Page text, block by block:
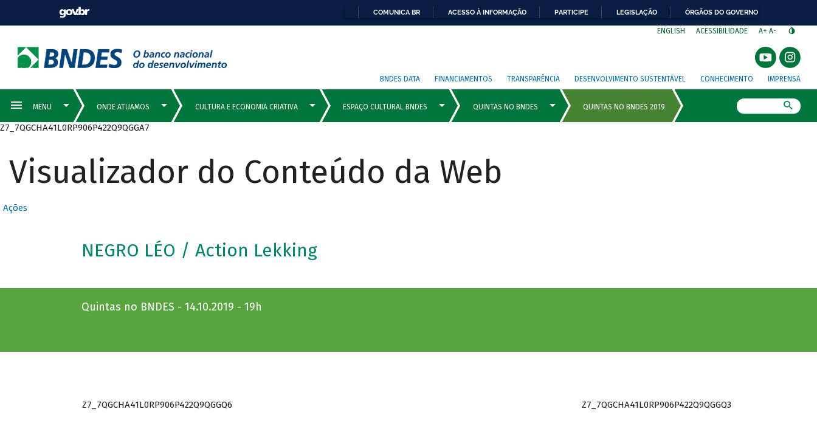
COMUNICA BR ACESSO À INFORMAÇÃO PARTICIPE LEGISLAÇÃO ÓRGÃOS DO GOVERNO
ENGLISH ACESSIBILIDADE A+ A-
BNDES DATA FINANCIAMENTOS TRANSPARÊNCIA DESENVOLVIMENTO SUSTENTÁVEL CONHECIMENTO IMPRENSA
Z7_7QGCHA41L0RP906P422Q9QGGA7
Visualizador do Conteúdo da Web
Ações
NEGRO LÉO / Action Lekking
Quintas no BNDES - 14.10.2019 - 19h
Z7_7QGCHA41L0RP906P422Q9QGGQ6 Z7_7QGCHA41L0RP906P422Q9QGGQ3